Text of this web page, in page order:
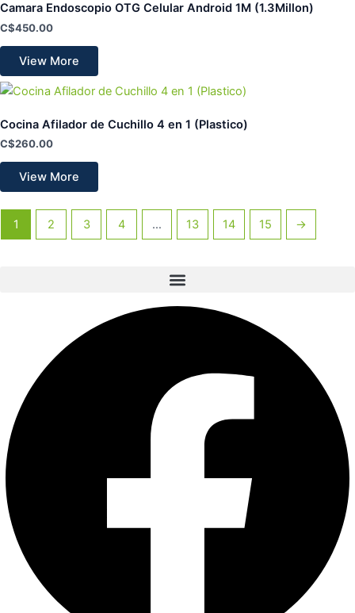
Camara Endoscopio OTG Celular Android 1M (1.3Millon)
C$450.00
View More
Cocina Afilador de Cuchillo 4 en 1 (Plastico)
C$260.00
View More
1 2 3 4 … 13 14 15 →